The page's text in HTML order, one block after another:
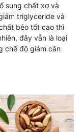
sung chất xơ và
triglyceride và
béo tốt cao thì
đây vẫn là loại
chế độ giảm cân